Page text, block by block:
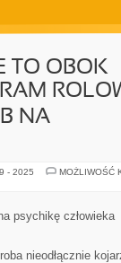
TO OBOK
NA
- 2025
MOŻLIWOŚĆ
psychikę człowieka
nieodłącznie